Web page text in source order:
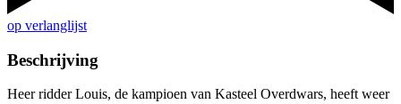
op verlanglijst
Beschrijving
Heer ridder Louis, de kampioen van Kasteel Overdwars, heeft weer